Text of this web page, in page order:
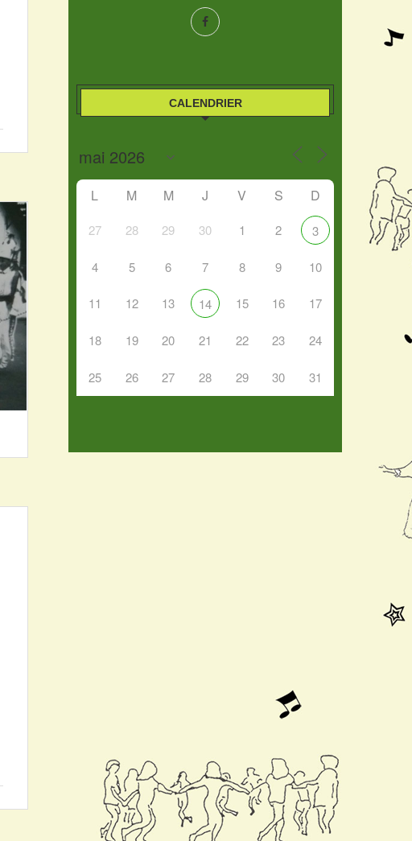
CALENDRIER
L M M J V S D
27 28 29 30 1 2 3
4 5 6 7 8 9 10
11 12 13 14 15 16 17
18 19 20 21 22 23 24
25 26 27 28 29 30 31